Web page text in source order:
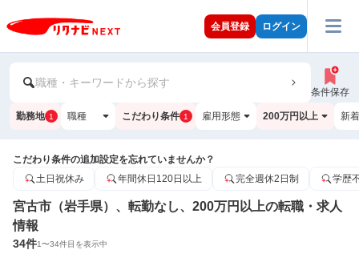
会員登録 ログイン
職種・キーワードから探す
条件保存
勤務地 1 職種 こだわり条件 1 雇用形態 200万円以上 新
こだわり条件の追加設定を忘れていませんか？
土日祝休み
年間休日120日以上 完全週休2日制 学歴
宮古市（岩手県）、転勤なし、200万円以上の転職・求人
情報
34件1〜34件目を表示中